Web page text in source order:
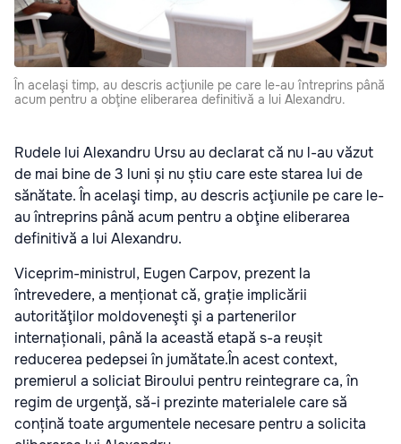
În acelaşi timp, au descris acţiunile pe care le-au întreprins până
acum pentru a obţine eliberarea definitivă a lui Alexandru.
Rudele lui Alexandru Ursu au declarat că nu l-au văzut
de mai bine de 3 luni și nu știu care este starea lui de
sănătate. În acelaşi timp, au descris acţiunile pe care le-
au întreprins până acum pentru a obţine eliberarea
definitivă a lui Alexandru.
Viceprim-ministrul, Eugen Carpov, prezent la
întrevedere, a menționat că, grație implicării
autorităţilor moldoveneşti şi a partenerilor
internaționali, până la această etapă s-a reușit
reducerea pedepsei în jumătate.În acest context,
premierul a soliciat Biroului pentru reintegrare ca, în
regim de urgenţă, să-i prezinte materialele care să
conțină toate argumentele necesare pentru a solicita